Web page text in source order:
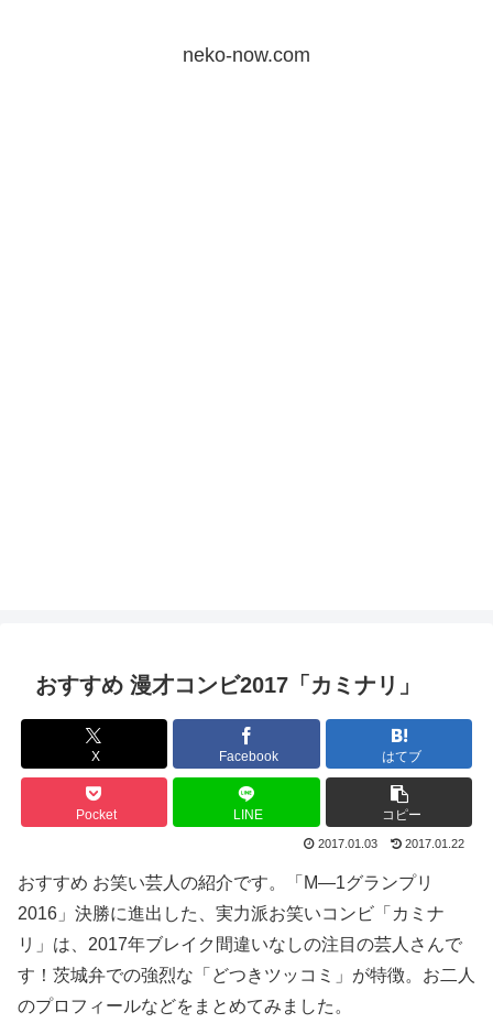
neko-now.com
おすすめ 漫才コンビ2017「カミナリ」
X Facebook はてブ
Pocket LINE コピー
2017.01.03 2017.01.22
おすすめ お笑い芸人の紹介です。「M―1グランプリ
2016」決勝に進出した、実力派お笑いコンビ「カミナ
リ」は、2017年ブレイク間違いなしの注目の芸人さんで
す！茨城弁での強烈な「どつきツッコミ」が特徴。お二人
のプロフィールなどをまとめてみました。